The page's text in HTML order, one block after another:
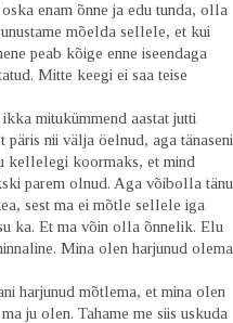
enam õnne ja edu tunda, olla
mõelda sellele, et kui
peab kõige enne iseendaga
Mitte keegi ei saa teise
mitukümmend aastat jutti
nii välja öelnud, aga tänaseni
kellelegi koormaks, et mind
parem olnud. Aga võibolla tänu
sest ma ei mõtle sellele iga
ka. Et ma võin olla õnnelik. Elu
Mina olen harjunud olema
harjunud mõtlema, et mina olen
ju olen. Tahame me siis uskuda